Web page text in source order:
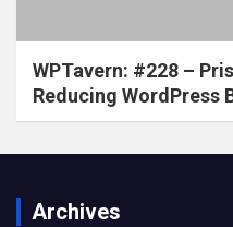
WPTavern: #228 –
Reducing WordPress
Archives